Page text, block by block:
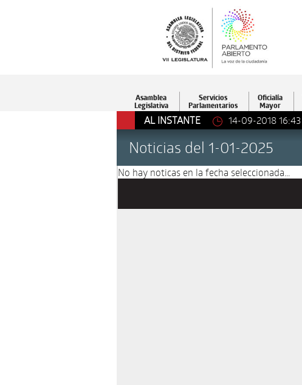
Asamblea
Legislativa
Servicios
Parlamentarios
Oficialía
Mayor
AL INSTANTE 14-09-2018 16:43
Noticias del 1-01-2025
No hay noticas en la fecha seleccionada...